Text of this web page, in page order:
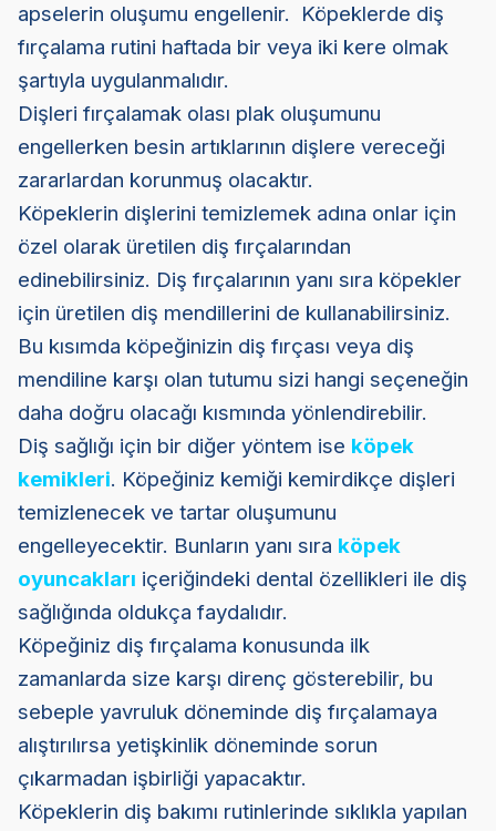
apselerin oluşumu engellenir. Köpeklerde diş
fırçalama rutini haftada bir veya iki kere olmak
şartıyla uygulanmalıdır.
Dişleri fırçalamak olası plak oluşumunu
engellerken besin artıklarının dişlere vereceği
zararlardan korunmuş olacaktır.
Köpeklerin dişlerini temizlemek adına onlar için
özel olarak üretilen diş fırçalarından
edinebilirsiniz. Diş fırçalarının yanı sıra köpekler
için üretilen diş mendillerini de kullanabilirsiniz.
Bu kısımda köpeğinizin diş fırçası veya diş
mendiline karşı olan tutumu sizi hangi seçeneğin
daha doğru olacağı kısmında yönlendirebilir.
Diş sağlığı için bir diğer yöntem ise köpek
kemikleri. Köpeğiniz kemiği kemirdikçe dişleri
temizlenecek ve tartar oluşumunu
engelleyecektir. Bunların yanı sıra köpek
oyuncakları içeriğindeki dental özellikleri ile diş
sağlığında oldukça faydalıdır.
Köpeğiniz diş fırçalama konusunda ilk
zamanlarda size karşı direnç gösterebilir, bu
sebeple yavruluk döneminde diş fırçalamaya
alıştırılırsa yetişkinlik döneminde sorun
çıkarmadan işbirliği yapacaktır.
Köpeklerin diş bakımı rutinlerinde sıklıkla yapılan